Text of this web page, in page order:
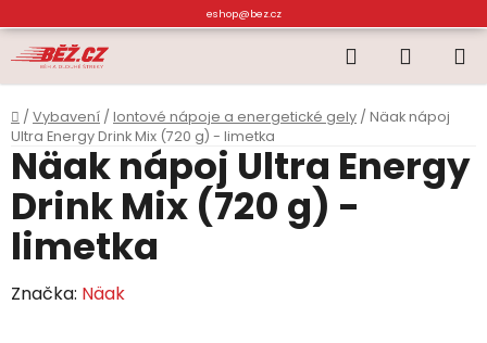
na
obsah
eshop@bez.cz
Hledat
KOŠÍK
Domů
/ Vybavení / Iontové nápoje a energetické gely / Näak nápoj
Ultra Energy Drink Mix (720 g) - limetka
Näak nápoj Ultra Energy
Drink Mix (720 g) -
limetka
Značka: Näak